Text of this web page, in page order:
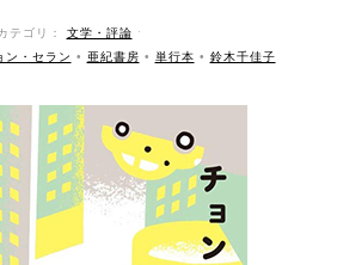
テゴリ： 文学・評論 ˑ
ン・セラン • 亜紀書房 • 単行本 • 鈴木千佳子